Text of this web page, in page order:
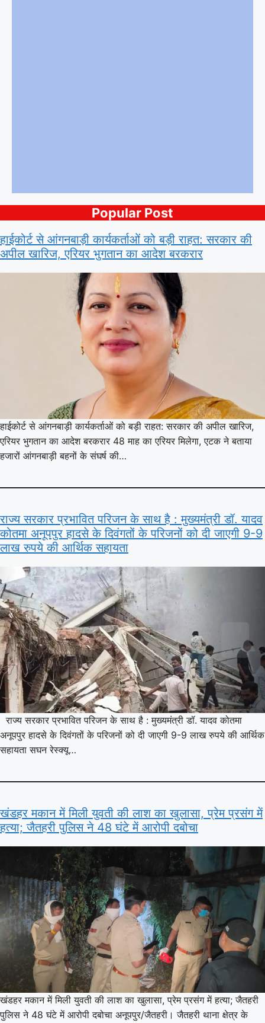
Popular Post
हाईकोर्ट से आंगनबाड़ी कार्यकर्ताओं को बड़ी राहत: सरकार की
अपील खारिज, एरियर भुगतान का आदेश बरकरार
हाईकोर्ट से आंगनबाड़ी कार्यकर्ताओं को बड़ी राहत: सरकार की अपील खारिज,
एरियर भुगतान का आदेश बरकरार 48 माह का एरियर मिलेगा, एटक ने बताया
हजारों आंगनबाड़ी बहनों के संघर्ष की…
राज्य सरकार प्रभावित परिजन के साथ है : मुख्यमंत्री डॉ. यादव
कोतमा अनूपपुर हादसे के दिवंगतों के परिजनों को दी जाएगी 9-9
लाख रुपये की आर्थिक सहायता
राज्य सरकार प्रभावित परिजन के साथ है : मुख्यमंत्री डॉ. यादव कोतमा
अनूपपुर हादसे के दिवंगतों के परिजनों को दी जाएगी 9-9 लाख रुपये की आर्थिक
सहायता सघन रेस्क्यू…
खंडहर मकान में मिली युवती की लाश का खुलासा, प्रेम प्रसंग में
हत्या; जैतहरी पुलिस ने 48 घंटे में आरोपी दबोचा
खंडहर मकान में मिली युवती की लाश का खुलासा, प्रेम प्रसंग में हत्या; जैतहरी
पुलिस ने 48 घंटे में आरोपी दबोचा अनूपपुर/जैतहरी। जैतहरी थाना क्षेत्र के